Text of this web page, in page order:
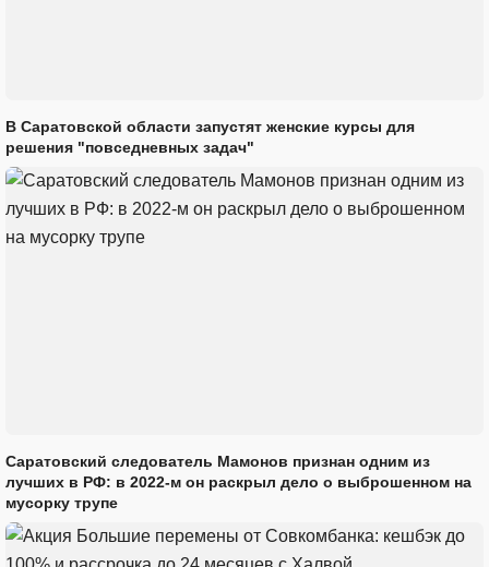
В Саратовской области запустят женские курсы для
решения "повседневных задач"
Саратовский следователь Мамонов признан одним из
лучших в РФ: в 2022-м он раскрыл дело о выброшенном на
мусорку трупе